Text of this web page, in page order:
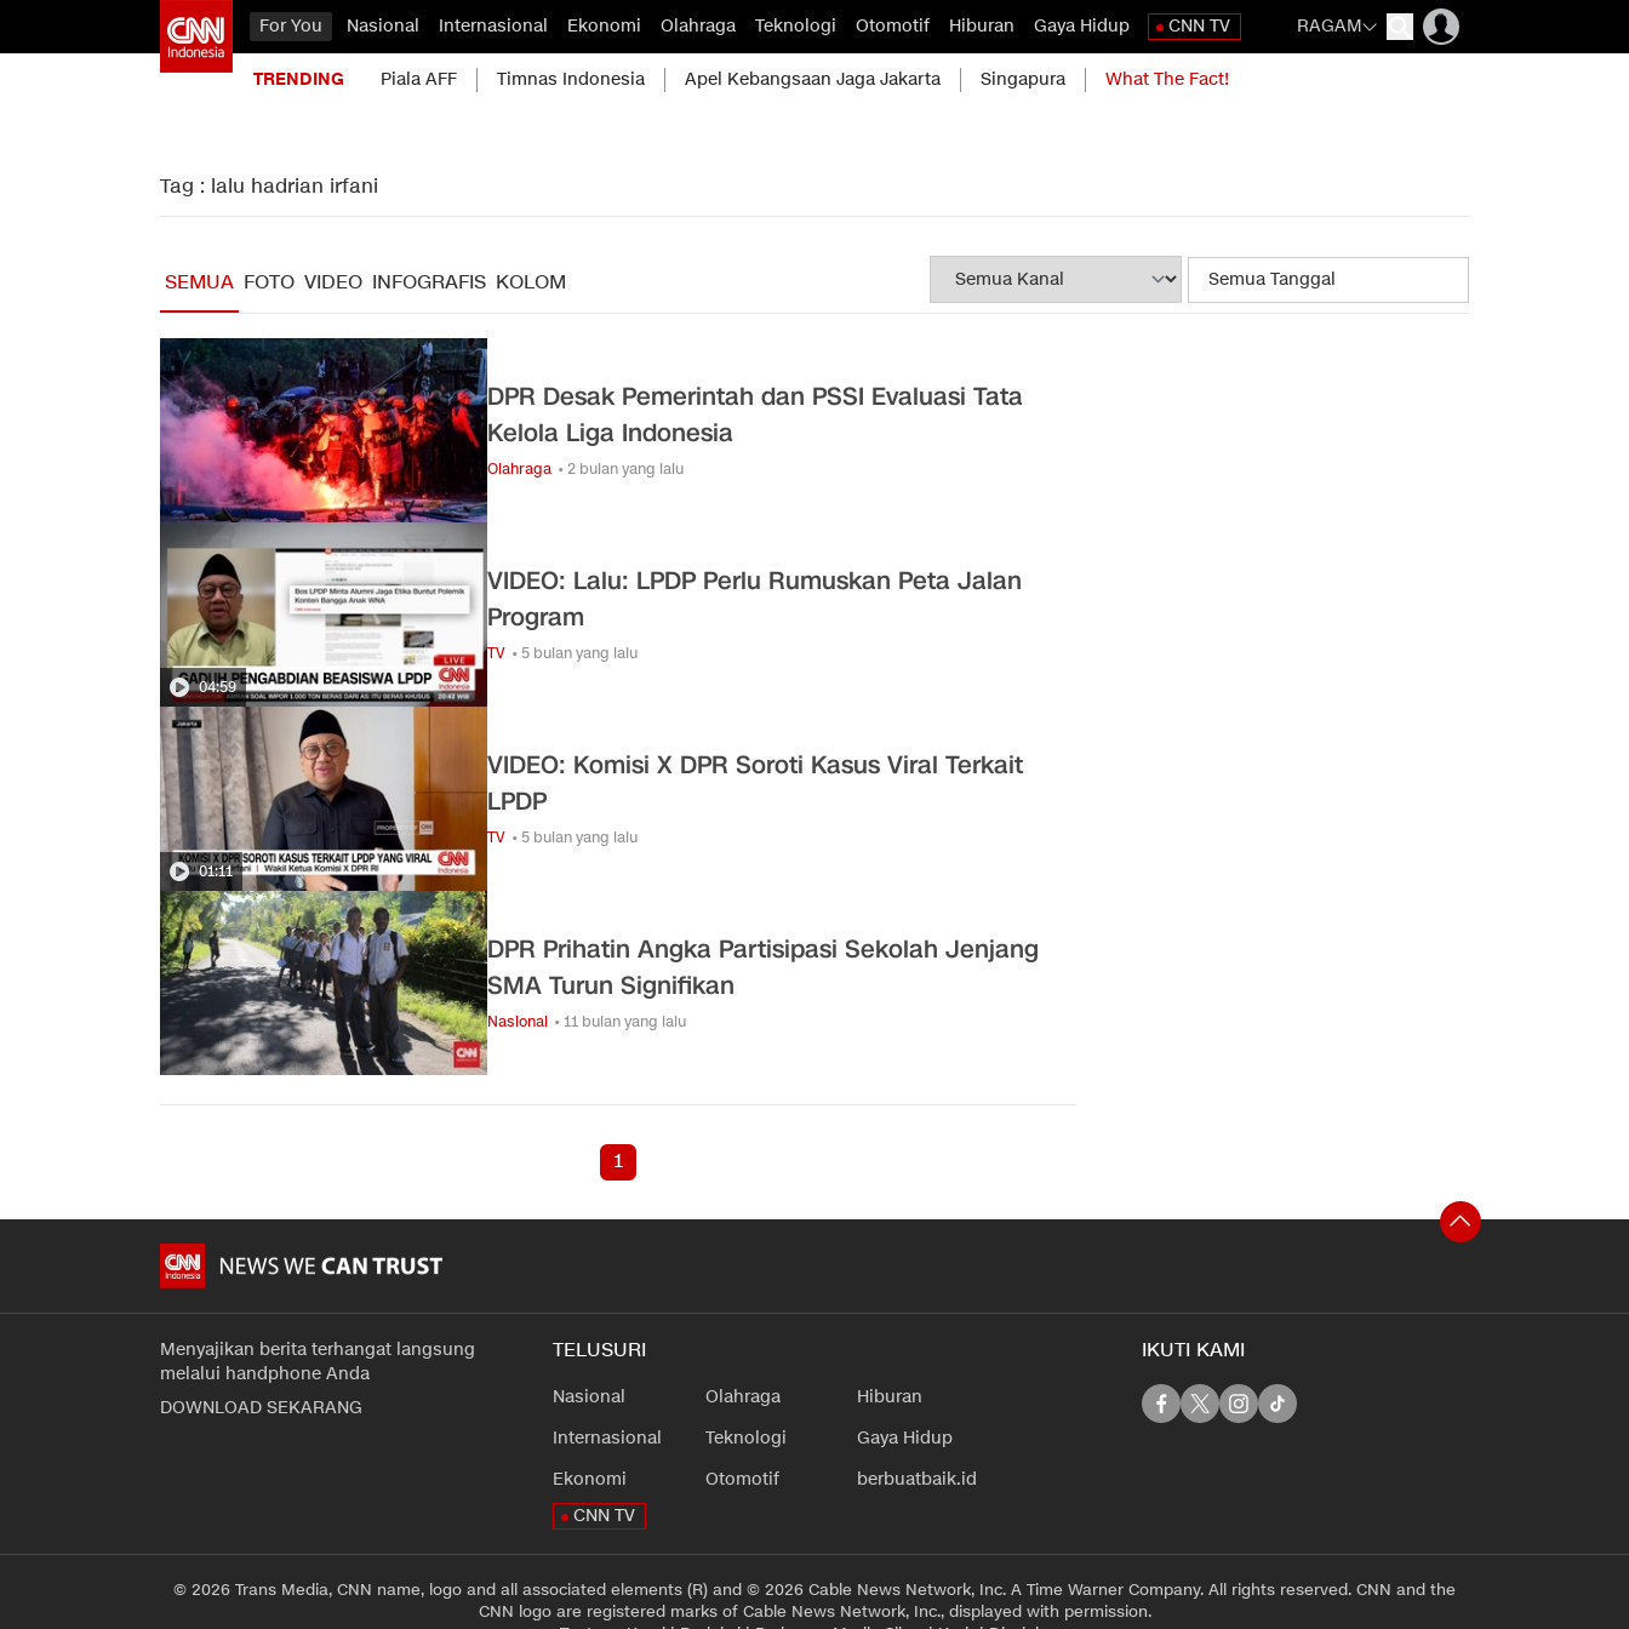
For You Nasional Internasional Ekonomi Olahraga Teknologi Otomotif Hiburan Gaya Hidup CNN TV RAGAM
TRENDING Piala AFF Timnas Indonesia Apel Kebangsaan Jaga Jakarta Singapura What The Fact!
Tag : lalu hadrian irfani
SEMUA FOTO VIDEO INFOGRAFIS KOLOM
DPR Desak Pemerintah dan PSSI Evaluasi Tata
Kelola Liga Indonesia
Olahraga • 2 bulan yang lalu
04:59
VIDEO: Lalu: LPDP Perlu Rumuskan Peta Jalan
Program
TV • 5 bulan yang lalu
01:11
VIDEO: Komisi X DPR Soroti Kasus Viral Terkait
LPDP
TV • 5 bulan yang lalu
DPR Prihatin Angka Partisipasi Sekolah Jenjang
SMA Turun Signifikan
Nasional • 11 bulan yang lalu
1
Menyajikan berita terhangat langsung
melalui handphone Anda
DOWNLOAD SEKARANG
TELUSURI
Nasional
Internasional
Ekonomi
Olahraga
Teknologi
Otomotif
Hiburan
Gaya Hidup
berbuatbaik.id
CNN TV
IKUTI KAMI
© 2026 Trans Media, CNN name, logo and all associated elements (R) and © 2026 Cable News Network, Inc. A Time Warner Company. All rights reserved. CNN and the
CNN logo are registered marks of Cable News Network, Inc., displayed with permission.